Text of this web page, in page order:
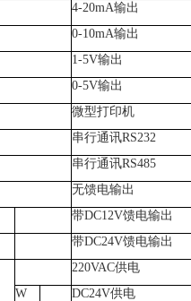
4-20mA输出
0-10mA输出
1-5V输出
0-5V输出
微型打印机
串行通讯RS232
串行通讯RS485
无馈电输出
带DC12V馈电输出
带DC24V馈电输出
220VAC供电
W
DC24V供电